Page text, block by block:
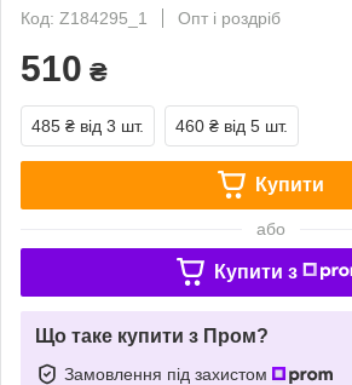
Код: Z184295_1
Опт і роздріб
510 ₴
485 ₴ від 3 шт. 460 ₴ від 5 шт.
Купити
або
Купити з
Що таке купити з Пром?
Замовлення під захистом